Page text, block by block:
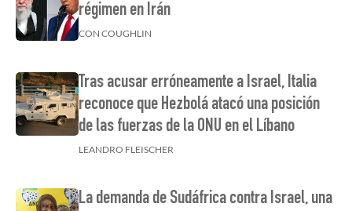
régimen en Irán
CON COUGHLIN
Tras acusar erróneamente a Israel, Italia
reconoce que Hezbolá atacó una posición
de las fuerzas de la ONU en el Líbano
LEANDRO FLEISCHER
La demanda de Sudáfrica contra Israel, una